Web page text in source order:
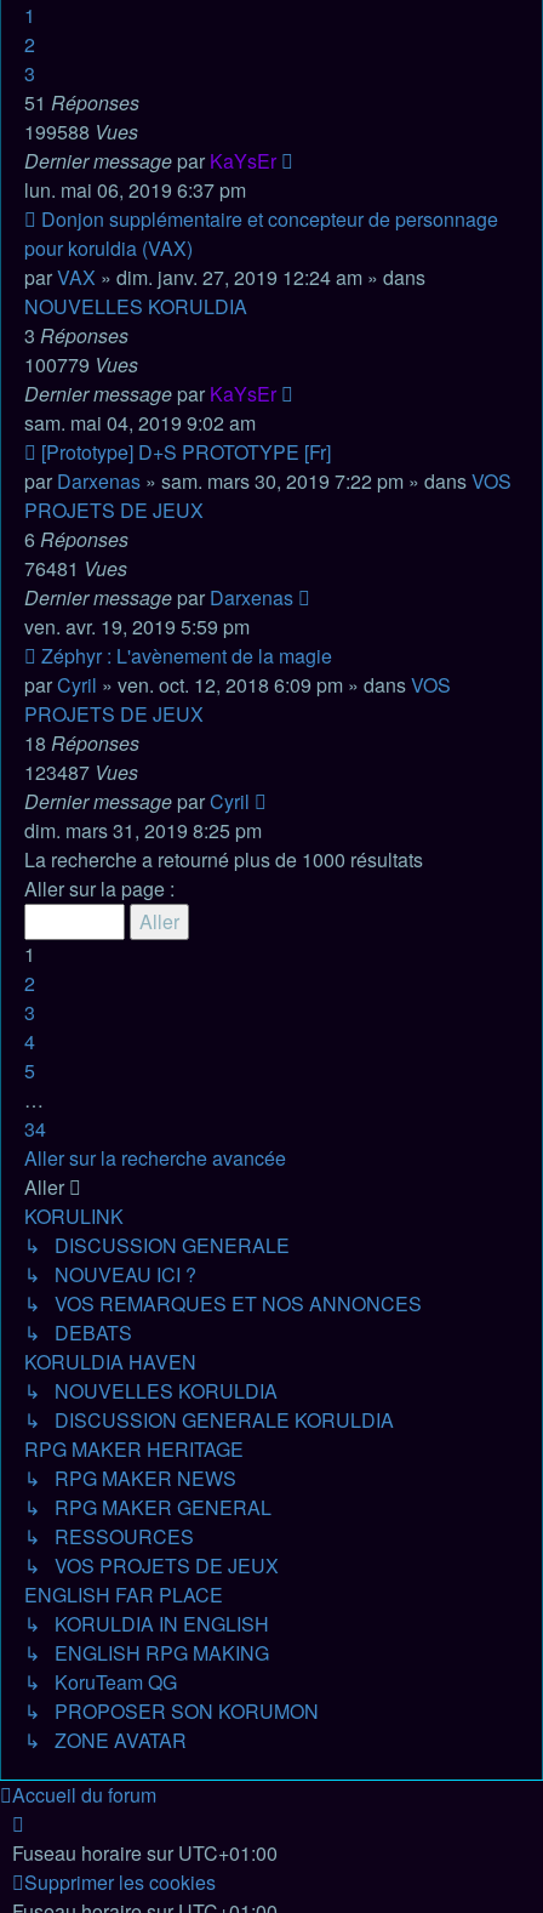
1
2
3
51 Réponses
199588 Vues
Dernier message par KaYsEr
lun. mai 06, 2019 6:37 pm
Nouveau
message
Donjon supplémentaire et concepteur de personnage
pour koruldia (VAX)
parVAX » dim. janv. 27, 2019 12:24 am » dans
NOUVELLES KORULDIA
3 Réponses
100779 Vues
Dernier message par KaYsEr
sam. mai 04, 2019 9:02 am
Nouveau
message
[Prototype] D+S PROTOTYPE [Fr]
par Darxenas » sam. mars 30, 2019 7:22 pm » dansVOS
PROJETS DE JEUX
6Réponses
76481 Vues
Dernier message par Darxenas
ven. avr. 19, 2019 5:59 pm
Nouveau
message
Zéphyr : L'avènement de la magie
parCyril » ven. oct. 12, 2018 6:09 pm » dansVOS
PROJETS DE JEUX
18 Réponses
123487 Vues
Dernier message parCyril
dim. mars 31, 2019 8:25 pm
La recherche a retourné plus de 1000 résultats
Page
sur
34
Aller sur la page :
1
2
3
4
5
…
34
Suivant
Aller sur la recherche avancée
Aller
KORULINK
↳ DISCUSSION GENERALE
↳ NOUVEAU ICI ?
↳ VOS REMARQUES ET NOS ANNONCES
↳ DEBATS
KORULDIA HAVEN
↳ NOUVELLES KORULDIA
↳ DISCUSSION GENERALE KORULDIA
RPG MAKER HERITAGE
↳ RPG MAKER NEWS
↳ RPG MAKER GENERAL
↳ RESSOURCES
↳ VOS PROJETS DE JEUX
ENGLISH FAR PLACE
↳ KORULDIA IN ENGLISH
↳ ENGLISH RPG MAKING
↳ KoruTeam QG
↳ PROPOSER SON KORUMON
↳ ZONE AVATAR
Accueil du forum
Fuseau horaire sur UTC+01:00
Supprimer les cookies